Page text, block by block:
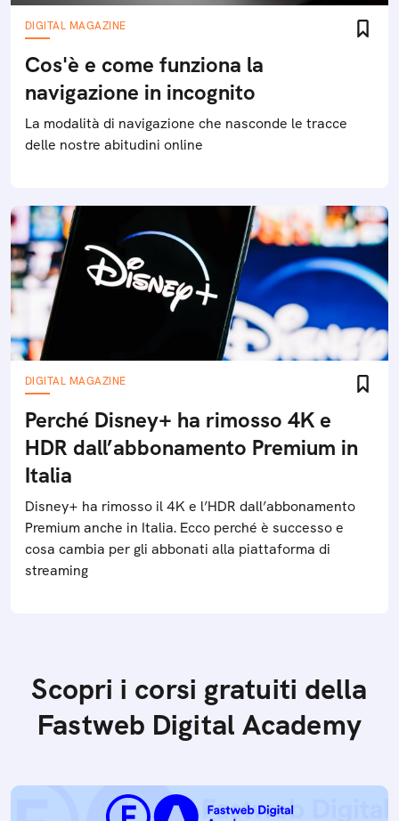
DIGITAL MAGAZINE
Cos'è e come funziona la
navigazione in incognito
La modalità di navigazione che nasconde le tracce
delle nostre abitudini online
DIGITAL MAGAZINE
Perché Disney+ ha rimosso 4K e
HDR dall’abbonamento Premium in
Italia
Disney+ ha rimosso il 4K e l’HDR dall’abbonamento
Premium anche in Italia. Ecco perché è successo e
cosa cambia per gli abbonati alla piattaforma di
streaming
Scopri i corsi gratuiti della
Fastweb Digital Academy